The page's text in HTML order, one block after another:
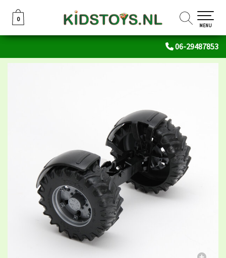
06-29487853
0
0
MENU